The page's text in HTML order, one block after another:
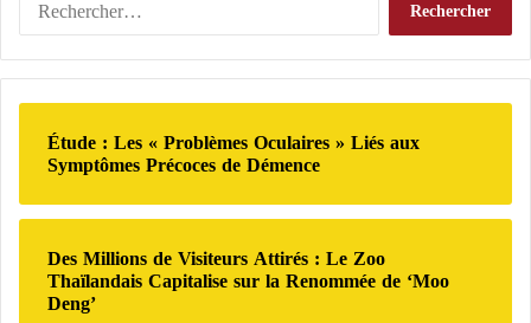
d
s
h
e
c
e
r
:
Étude : Les « Problèmes Oculaires » Liés aux
Symptômes Précoces de Démence
Des Millions de Visiteurs Attirés : Le Zoo
Thaïlandais Capitalise sur la Renommée de ‘Moo
Deng’